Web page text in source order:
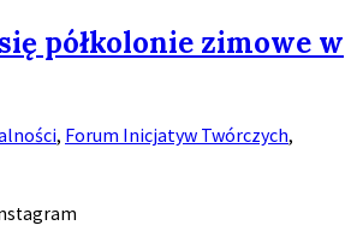
półkolonie zimowe w
, Forum Inicjatyw Twórczych,